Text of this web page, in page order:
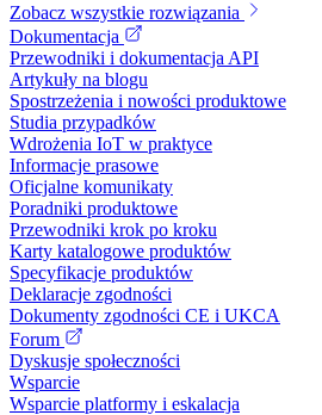
Zobacz wszystkie rozwiązania
Dokumentacja
Przewodniki i dokumentacja API
Artykuły na blogu
Spostrzeżenia i nowości produktowe
Studia przypadków
Wdrożenia IoT w praktyce
Informacje prasowe
Oficjalne komunikaty
Poradniki produktowe
Przewodniki krok po kroku
Karty katalogowe produktów
Specyfikacje produktów
Deklaracje zgodności
Dokumenty zgodności CE i UKCA
Forum
Dyskusje społeczności
Wsparcie
Wsparcie platformy i eskalacja